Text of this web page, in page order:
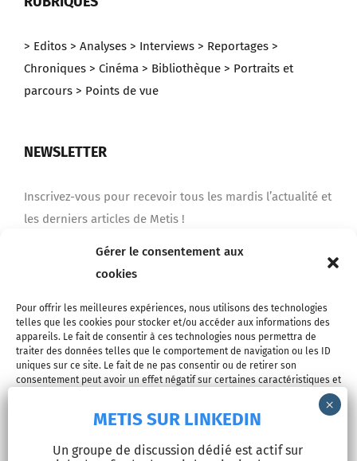
Gérer le consentement aux
cookies
Pour offrir les meilleures expériences, nous utilisons des technologies
telles que les cookies pour stocker et/ou accéder aux informations des
appareils. Le fait de consentir à ces technologies nous permettra de
traiter des données telles que le comportement de navigation ou les ID
uniques sur ce site. Le fait de ne pas consentir ou de retirer son
consentement peut avoir un effet négatif sur certaines caractéristiques et
> Editos > Analyses > Interviews > Reportages >
Chroniques > Cinéma > Bibliothèque > Portraits et
parcours > Points de vue
NEWSLETTER
Inscrivez-vous pour recevoir tous les mardis l’actualité et
les derniers articles de Metis !
© Copyright 2026 - METIS EUROPE | Tous droits réservés |
METIS SUR LINKEDIN
Un groupe de discussion dédié est actif sur